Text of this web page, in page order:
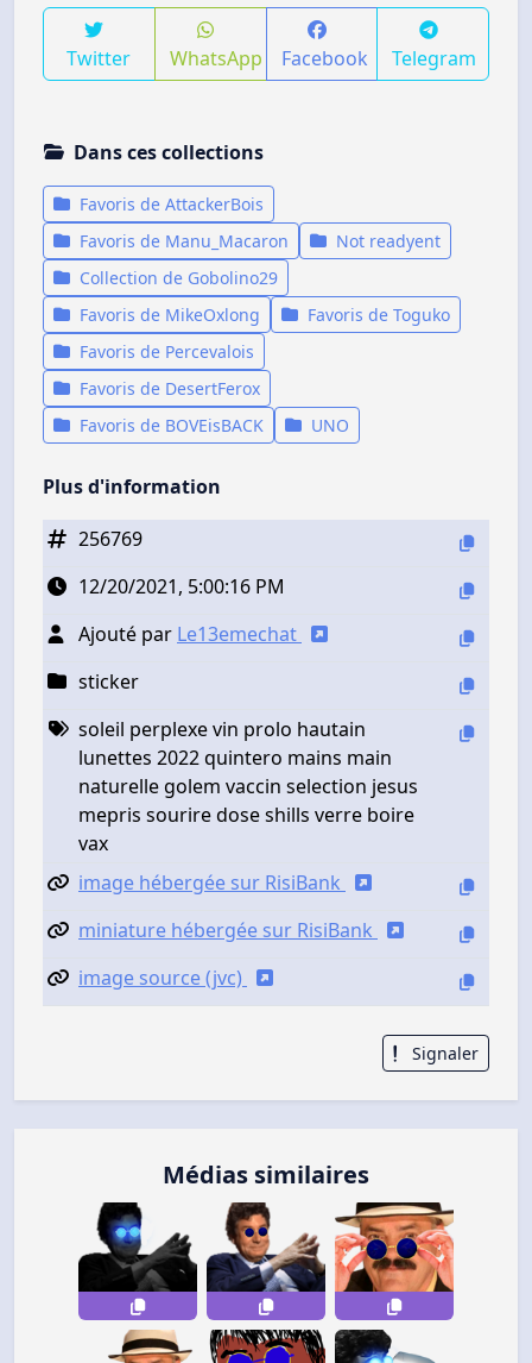
Twitter WhatsApp Facebook Telegram
Dans ces collections
Favoris de AttackerBois
Favoris de Manu_Macaron
Not readyent
Collection de Gobolino29
Favoris de MikeOxlong
Favoris de Toguko
Favoris de Percevalois
Favoris de DesertFerox
Favoris de BOVEisBACK
UNO
Plus d'information
256769
12/20/2021, 5:00:16 PM
Ajouté par Le13emechat
sticker
soleil perplexe vin prolo hautain
lunettes 2022 quintero mains main
naturelle golem vaccin selection jesus
mepris sourire dose shills verre boire
vax
image hébergée sur RisiBank
miniature hébergée sur RisiBank
image source (jvc)
Signaler
Médias similaires